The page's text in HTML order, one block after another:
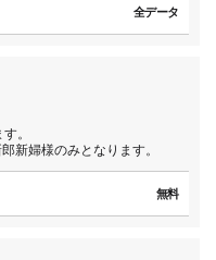
全データ
。
新婦様のみとなります。
無料